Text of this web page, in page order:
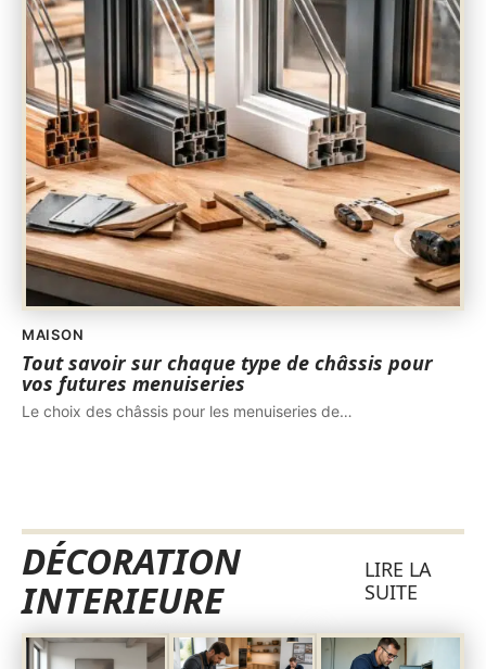
MAISON
Tout savoir sur chaque type de châssis pour
vos futures menuiseries
Le choix des châssis pour les menuiseries de…
DÉCORATION
INTERIEURE
LIRE LA
SUITE